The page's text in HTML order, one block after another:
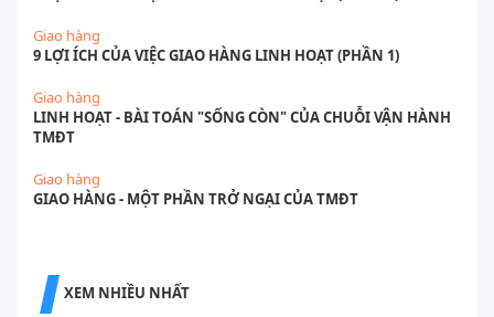
Giao hàng
9 LỢI ÍCH CỦA VIỆC GIAO HÀNG LINH HOẠT (PHẦN 1)
Giao hàng
LINH HOẠT - BÀI TOÁN "SỐNG CÒN" CỦA CHUỖI VẬN HÀNH
TMĐT
Giao hàng
GIAO HÀNG - MỘT PHẦN TRỞ NGẠI CỦA TMĐT
XEM NHIỀU NHẤT